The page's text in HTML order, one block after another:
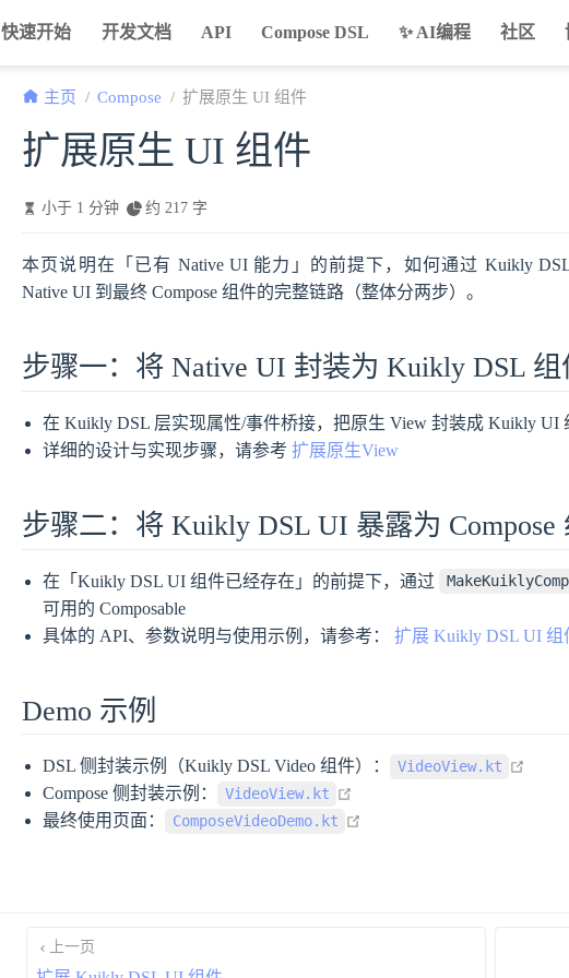
快速开始 开发文档 API Compose DSL ✨ AI编程 社区
主页 Compose 扩展原生 UI 组件
扩展原生 UI 组件
小于 1 分钟 约 217 字
本页说明在「已有 Native UI 能力」的前提下，如何通过 Kuikly
Native UI 到最终 Compose 组件的完整链路（整体分两步）。
步骤一：将 Native UI 封装为 Kuikly DSL 组
在 Kuikly DSL 层实现属性/事件桥接，把原生 View 封装成 Kuikly UI
详细的设计与实现步骤，请参考扩展原生View
步骤二：将 Kuikly DSL UI 暴露为 Compose
在「Kuikly DSL UI 组件已经存在」的前提下，通过
可用的 Composable
具体的 API、参数说明与使用示例，请参考：扩展 Kuikly DSL UI 组
Demo 示例
DSL 侧封装示例（Kuikly DSL Video 组件）： VideoView.kt
Compose 侧封装示例：
VideoView.kt
最终使用页面：
ComposeVideoDemo.kt
上一页